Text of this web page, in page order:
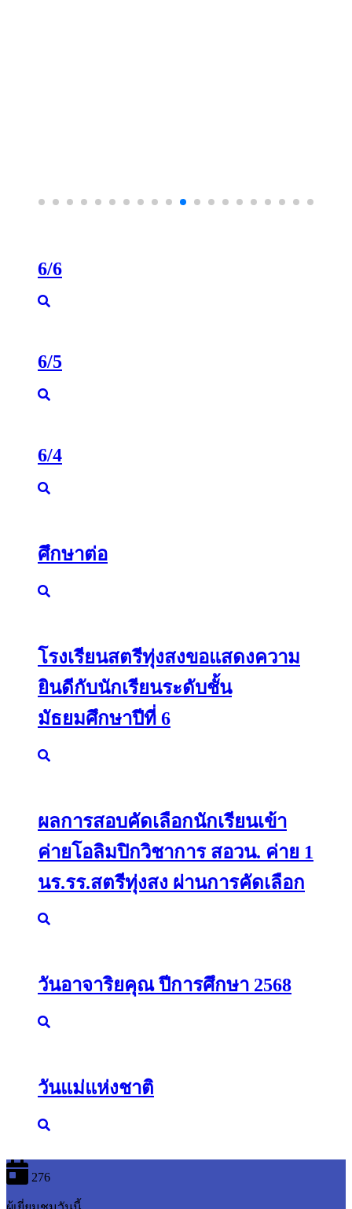
6/6
6/5
6/4
ศึกษาต่อ
โรงเรียนสตรีทุ่งสงขอแสดงความ
ยินดีกับนักเรียนระดับชั้น
มัธยมศึกษาปีที่ 6
ผลการสอบคัดเลือกนักเรียนเข้า
ค่ายโอลิมปิกวิชาการ สอวน. ค่าย 1
นร.รร.สตรีทุ่งสง ผ่านการคัดเลือก
วันอาจาริยคุณ ปีการศึกษา 2568
วันแม่แห่งชาติ
305